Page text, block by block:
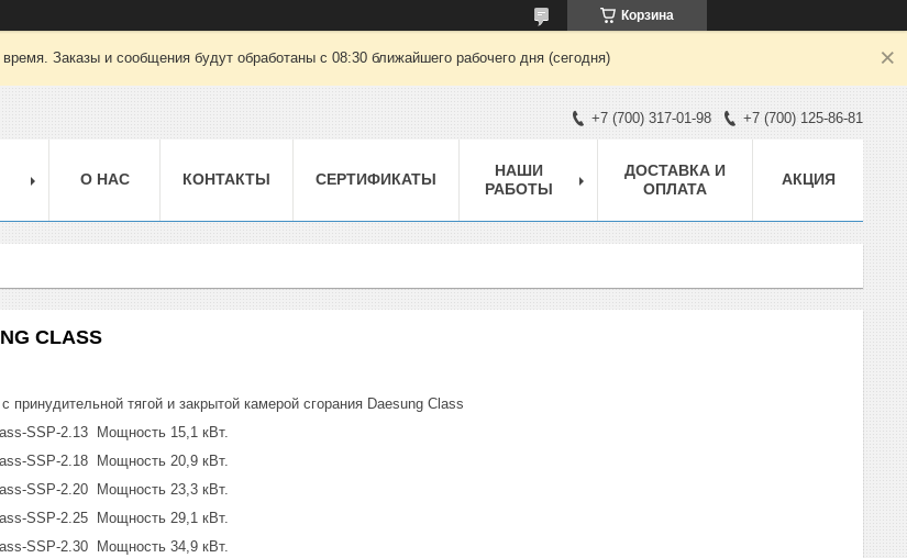
Корзина
Заказы и сообщения будут обработаны с 08:30 ближайшего рабочего дня (сегодня)
+7 (700) 317-01-98 +7 (700) 125-86-81
О НАС КОНТАКТЫ СЕРТИФИКАТЫ
НАШИ
РАБОТЫ
ДОСТАВКА И
ОПЛАТА
АКЦИЯ
CLASS
принудительной тягой и закрытой камерой сгорания Daesung Class
SSP-2.13 Мощность 15,1 кВт.
SSP-2.18 Мощность 20,9 кВт.
SSP-2.20 Мощность 23,3 кВт.
SSP-2.25 Мощность 29,1 кВт.
SSP-2.30 Мощность 34,9 кВт.